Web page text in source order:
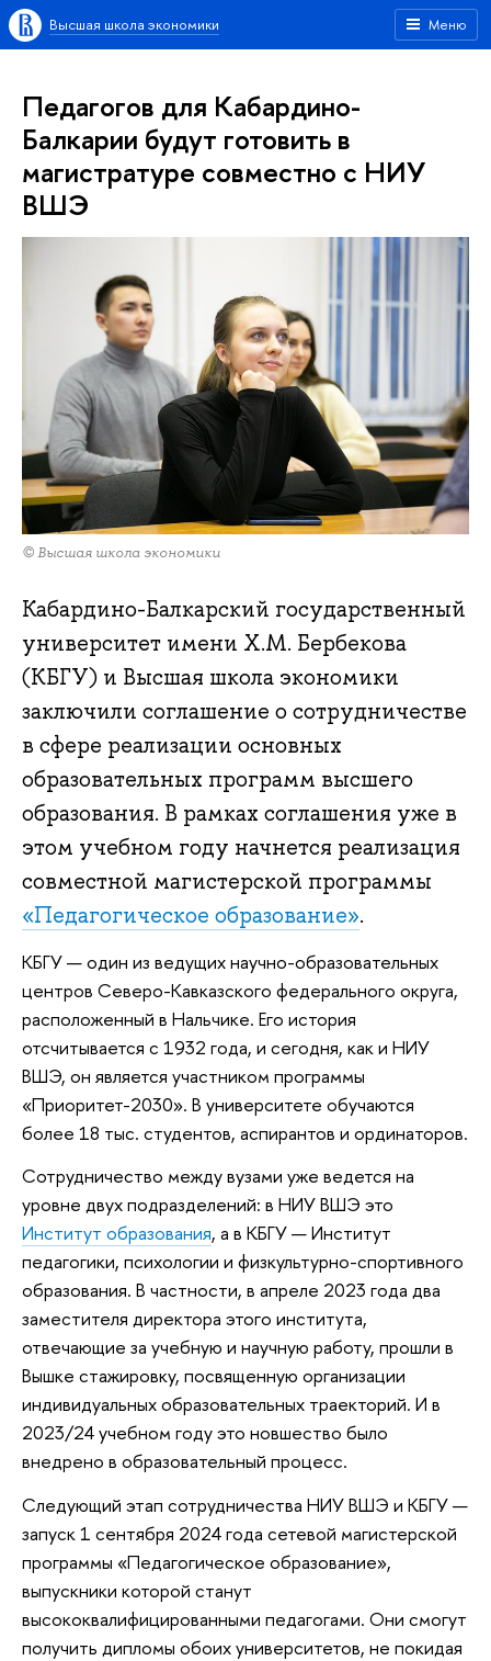
Меню
Высшая школа экономики
Педагогов для Кабардино-
Балкарии будут готовить в
магистратуре совместно с НИУ
ВШЭ
© Высшая школа экономики
Кабардино-Балкарский государственный
университет имени Х.М. Бербекова
(КБГУ) и Высшая школа экономики
заключили соглашение о сотрудничестве
в сфере реализации основных
образовательных программ высшего
образования. В рамках соглашения уже в
этом учебном году начнется реализация
совместной магистерской программы
«Педагогическое образование».
КБГУ — один из ведущих научно-образовательных
центров Северо-Кавказского федерального округа,
расположенный в Нальчике. Его история
отсчитывается с 1932 года, и сегодня, как и НИУ
ВШЭ, он является участником программы
«Приоритет-2030». В университете обучаются
более 18 тыс. студентов, аспирантов и ординаторов.
Сотрудничество между вузами уже ведется на
уровне двух подразделений: в НИУ ВШЭ это
Институт образования, а в КБГУ — Институт
педагогики, психологии и физкультурно-спортивного
образования. В частности, в апреле 2023 года два
заместителя директора этого института,
отвечающие за учебную и научную работу, прошли в
Вышке стажировку, посвященную организации
индивидуальных образовательных траекторий. И в
2023/24 учебном году это новшество было
внедрено в образовательный процесс.
Следующий этап сотрудничества НИУ ВШЭ и КБГУ —
запуск 1 сентября 2024 года сетевой магистерской
программы «Педагогическое образование»,
выпускники которой станут
высококвалифицированными педагогами. Они смогут
получить дипломы обоих университетов, не покидая